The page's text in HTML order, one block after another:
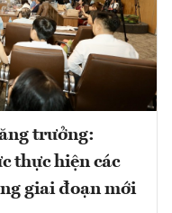
trưởng:
thực hiện các
giai đoạn mới